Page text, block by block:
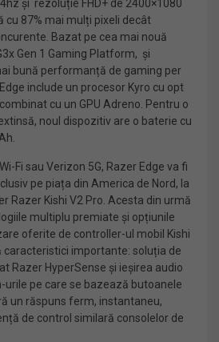
și rezoluție FHD+ de 2400×1080
cu 87% mai mulți pixeli decât
Bazat pe cea mai nouă
Gen 1 Gaming Platform, și
bună performanță de gaming per
include un procesor Kyro cu opt
cu un GPU Adreno. Pentru o
noul dispozitiv are o baterie cu
Fi sau Verizon 5G, Razer Edge va fi
pe piața din America de Nord, la
Razer Kishi V2 Pro. Acesta din urmă
multiplu premiate și opțiunile
oferite de controller-ul mobil Kishi
caracteristici importante: soluția de
Razer HyperSense și ieșirea audio
urile pe care se bazează butoanele
un răspuns ferm, instantaneu,
de control similară consolelor de